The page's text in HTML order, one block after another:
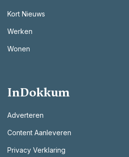
Kort Nieuws
Werken
Wonen
InDokkum
Adverteren
Content Aanleveren
Privacy Verklaring